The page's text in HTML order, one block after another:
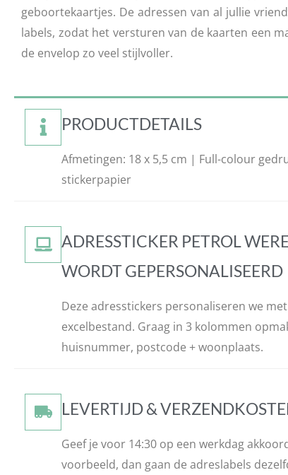
geboortekaartjes. De adressen van al jullie
labels, zodat het versturen van de kaarten een
de envelop zo veel stijlvoller.
PRODUCTDETAILS
Afmetingen: 18 x 5,5 cm | Full-colour
stickerpapier
ADRESSTICKER PETROL
WORDT GEPERSONALISEERD
Deze adresstickers personaliseren we
excelbestand. Graag in 3 kolommen
huisnummer, postcode + woonplaats.
LEVERTIJD &
Geef je voor 14:30 op een werkdag
voorbeeld, dan gaan de adreslabels